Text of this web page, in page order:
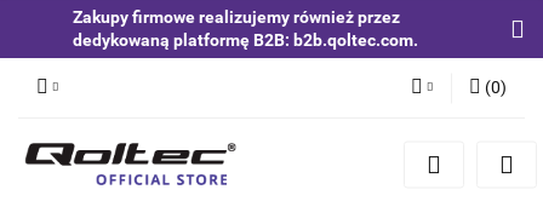
Zakupy firmowe realizujemy również przez
dedykowaną platformę B2B: b2b.qoltec.com.
Zaloguj się
(0)